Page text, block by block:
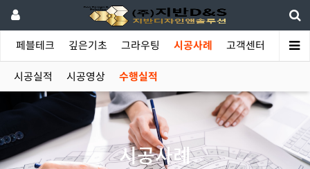
페블테크 깊은기초 그라우팅 시공사례 고객센터
시공실적 시공영상 수행실적
시공사례